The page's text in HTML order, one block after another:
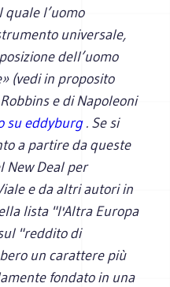
l’uomo
universale,
dell’uomo
(vedi in proposito
e di Napoleoni
su eddyburg. Se si
a partire da queste
New Deal per
e da altri autori in
lista "l'Altra Europa
"reddito di
un carattere più
fondato in una